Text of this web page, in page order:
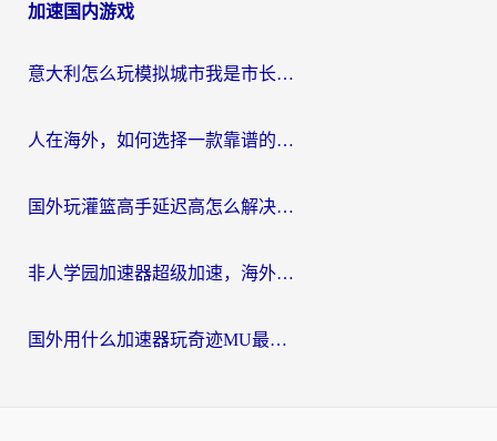
加速国内游戏
意大利怎么玩模拟城市我是市长？海外党国服游戏加速终极攻略（附三国3量子特攻解决办法）
人在海外，如何选择一款靠谱的玩剑灵2加速器？
国外玩灌篮高手延迟高怎么解决？海外玩家国服游戏加速终极指南
非人学园加速器超级加速，海外玩家重返国服的通行证
国外用什么加速器玩奇迹MU最好？2026海外玩家国服游戏加速全攻略